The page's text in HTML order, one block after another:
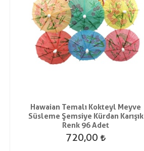
Hawaian Temalı Kokteyl Meyve
Süsleme Şemsiye Kürdan Karışık
Renk 96 Adet
720,00